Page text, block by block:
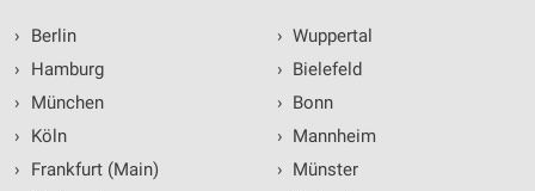
›
Berlin
›
Hamburg
›
München
›
Köln
›
Frankfurt (Main)
› Wuppertal
› Bielefeld
› Bonn
› Mannheim
› Münster